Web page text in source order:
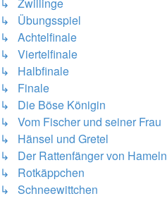
↳ Übungsspiel
↳ Achtelfinale
↳ Viertelfinale
↳ Halbfinale
↳ Finale
↳ Die Böse Königin
↳ Vom Fischer und seiner Frau
↳ Hänsel und Gretel
↳ Der Rattenfänger von Hameln
↳ Rotkäppchen
↳ Schneewittchen